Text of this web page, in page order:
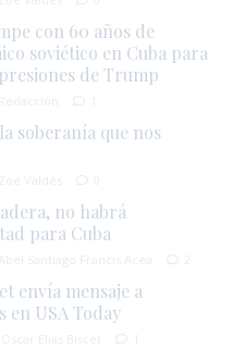
con 60 años de
soviético en Cuba para
de Trump
soberanía que nos
no habrá
para Cuba
envía mensaje a
en USA Today